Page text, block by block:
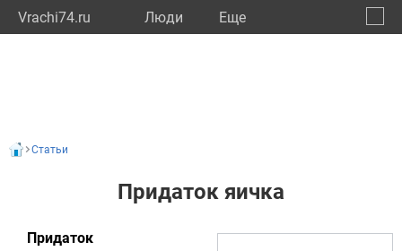
Vrachi74.ru Люди Eще
Статьи
Придаток яичка
Придаток